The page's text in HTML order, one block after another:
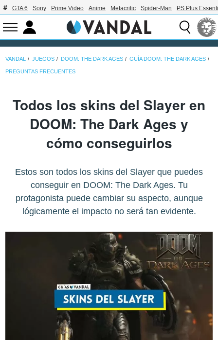
GTA 6 Sony Prime Video Anime Metacritic Spider-Man PS Plus
VANDAL JUEGOS DOOM: THE DARK AGES GUÍA DOOM: THE DARK AGES
PREGUNTAS FRECUENTES
Todos los skins del Slayer en
DOOM: The Dark Ages y
cómo conseguirlos
Estos son todos los skins del Slayer que puedes
conseguir en DOOM: The Dark Ages. Tu
protagonista puede cambiar su aspecto, aunque
lógicamente el impacto no será tan evidente.